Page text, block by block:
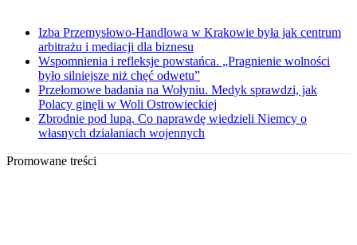
Izba Przemysłowo-Handlowa w Krakowie była jak centrum
arbitrażu i mediacji dla biznesu
Wspomnienia i refleksje powstańca. „Pragnienie wolności
było silniejsze niż chęć odwetu”
Przełomowe badania na Wołyniu. Medyk sprawdzi, jak
Polacy ginęli w Woli Ostrowieckiej
Zbrodnie pod lupą. Co naprawdę wiedzieli Niemcy o
własnych działaniach wojennych
Promowane treści